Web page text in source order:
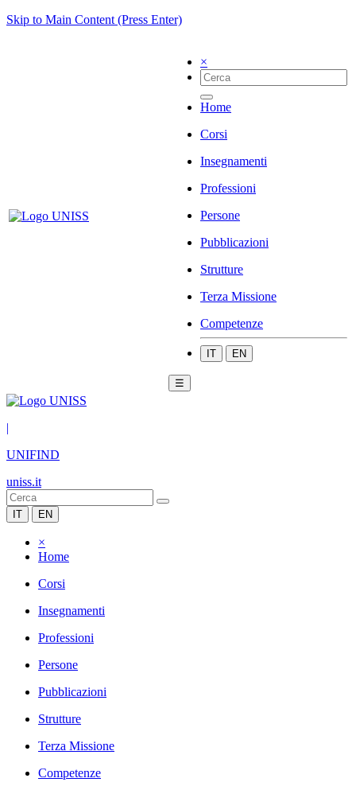
Skip to Main Content (Press Enter)
×
Home
Corsi
Insegnamenti
Professioni
Persone
Pubblicazioni
Strutture
Terza Missione
Competenze
IT EN
☰
|
UNIFIND
uniss.it
IT EN
×
Home
Corsi
Insegnamenti
Professioni
Persone
Pubblicazioni
Strutture
Terza Missione
Competenze